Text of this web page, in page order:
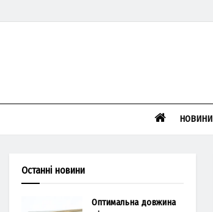
НОВИНИ
Останні новини
Оптимальна довжина